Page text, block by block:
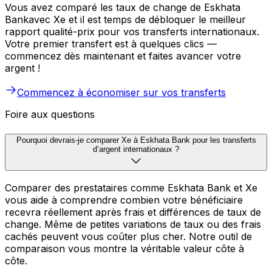
Vous avez comparé les taux de change de Eskhata
Bankavec Xe et il est temps de débloquer le meilleur
rapport qualité-prix pour vos transferts internationaux.
Votre premier transfert est à quelques clics —
commencez dès maintenant et faites avancer votre
argent !
Commencez à économiser sur vos transferts
Foire aux questions
Pourquoi devrais-je comparer Xe à Eskhata Bank pour les transferts
d’argent internationaux ?
Comparer des prestataires comme Eskhata Bank et Xe
vous aide à comprendre combien votre bénéficiaire
recevra réellement après frais et différences de taux de
change. Même de petites variations de taux ou des frais
cachés peuvent vous coûter plus cher. Notre outil de
comparaison vous montre la véritable valeur côte à
côte.